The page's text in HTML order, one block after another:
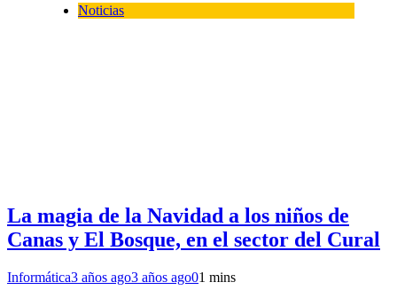
Noticias
La magia de la Navidad a los niños de
Canas y El Bosque, en el sector del Cural
Informática3 años ago3 años ago01 mins